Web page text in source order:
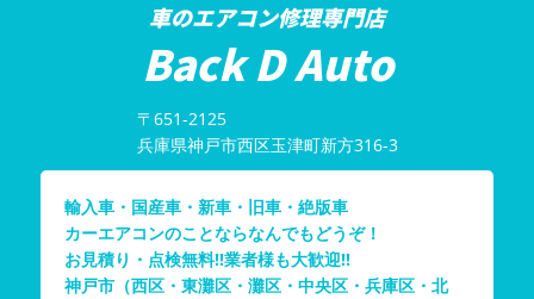
車のエアコン修理専門店
Back D Auto
〒651-2125
兵庫県神戸市西区玉津町新方316-3
輸入車・国産車・新車・旧車・絶版車
カーエアコンのことならなんでもどうぞ！
お見積り・点検無料!!業者様も大歓迎!!
神戸市（西区・東灘区・灘区・中央区・兵庫区・北